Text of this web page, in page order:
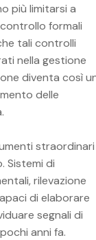
più limitarsi a
formali
tali controlli
nella gestione
diventa così
delle
straordinari
Sistemi di
rilevazione
di elaborare
segnali di
anni fa.